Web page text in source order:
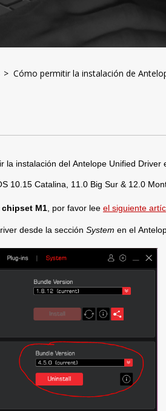
> Cómo permitir la instalación de
la instalación del Antelope Unified Driver
10.15 Catalina, 11.0 Big Sur & 12.0
M1 , por favor lee el siguiente
desde la sección System en el